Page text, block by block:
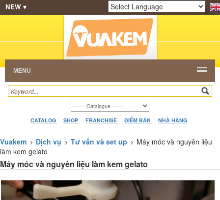
SHOP HẠT CAFE
NHÀ HÀNG
CATALOG VIDEO HỎI ĐÁP
NEW ▾
Powered by Translate
MENU
CATALOG SHOP FRANCHISE ĐIỂM BÁN NHÀ HÀNG
Vuakem Dịch vụ Tư vấn và set up
Máy móc và nguyên liệu
làm kem gelato
Máy móc và nguyên liệu làm kem gelato